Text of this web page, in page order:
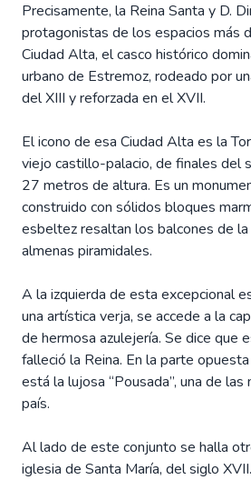
Precisamente, la Reina Santa y D.
protagonistas de los espacios más
Ciudad Alta, el casco histórico
urbano de Estremoz, rodeado por
del XIII y reforzada en el XVII.
El icono de esa Ciudad Alta es la
viejo castillo-palacio, de finales del
27 metros de altura. Es un
construido con sólidos bloques
esbeltez resaltan los balcones de
almenas piramidales.
A la izquierda de esta excepcional
una artística verja, se accede a la
de hermosa azulejería. Se dice que
falleció la Reina. En la parte
está la lujosa “Pousada”, una de
país.
Al lado de este conjunto se halla
iglesia de Santa María, del siglo